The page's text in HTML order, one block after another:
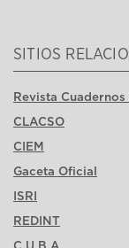
SITIOS
Revista
CLACSO
CIEM
Gaceta Oficial
ISRI
REDINT